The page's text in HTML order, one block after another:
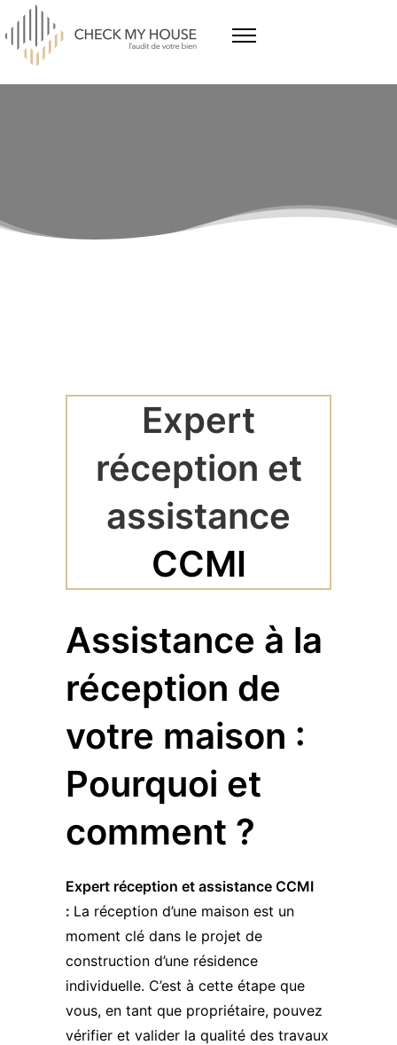
Expert
réception et
assistance
CCMI
Assistance à la
réception de
votre maison :
Pourquoi et
comment ?
Expert réception et assistance CCMI
: La réception d’une maison est un
moment clé dans le projet de
construction d’une résidence
individuelle. C’est à cette étape que
vous, en tant que propriétaire, pouvez
vérifier et valider la qualité des travaux